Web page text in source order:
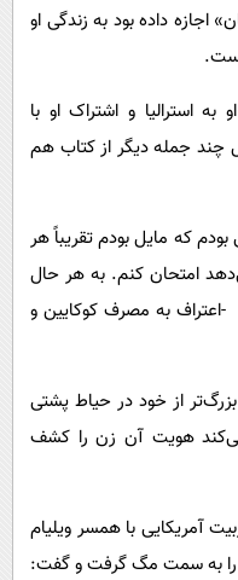
داده بود به زندگی او
استرالیا و اشتراک او با
چند جمله دیگر از کتاب هم
ناراضی بودم که مایل بودم تقریباً هر
امتحان کنم. به هر حال
به مصرف کوکایین و
بزرگ‌تر از خود در حیاط پشتی
هویت آن زن را کشف
آمریکایی با همسر ویلیام
را به سمت مگ گرفت و گفت: